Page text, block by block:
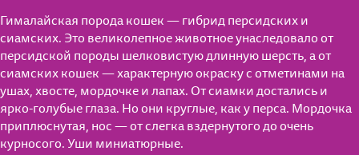
Гималайская порода кошек — гибрид персидских и
сиамских. Это великолепное животное унаследовало от
персидской породы шелковистую длинную шерсть, а от
сиамских кошек — характерную окраску с отметинами на
ушах, хвосте, мордочке и лапах. От сиамки достались и
ярко-голубые глаза. Но они круглые, как у перса. Мордочка
приплюснутая, нос — от слегка вздернутого до очень
курносого. Уши миниатюрные.